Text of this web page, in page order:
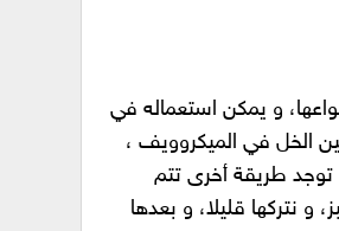
و يمكن استعماله في
الخل في الميكروويف ،
طريقة أخرى تتم
نتركها قليلا، و بعدها